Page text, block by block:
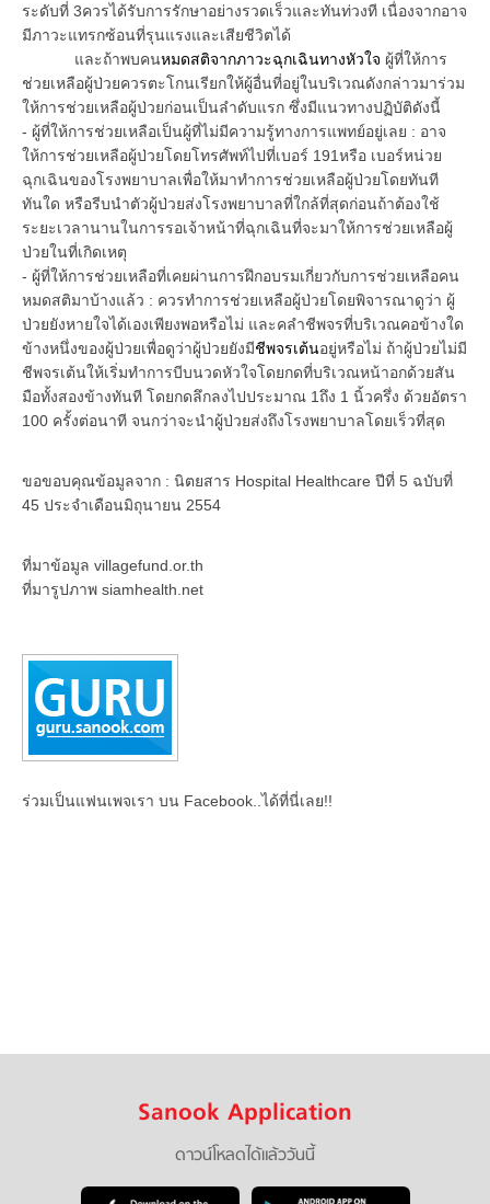
ระดับที่ 3ควรได้รับการรักษาอย่างรวดเร็วและทันท่วงที เนื่องจากอาจ
มีภาวะแทรกซ้อนที่รุนแรงและเสียชีวิตได้
และถ้าพบคนหมดสติจากภาวะฉุกเฉินทางหัวใจ ผู้ที่ให้การ
ช่วยเหลือผู้ป่วยควรตะโกนเรียกให้ผู้อื่นที่อยู่ในบริเวณดังกล่าวมาร่วม
ให้การช่วยเหลือผู้ป่วยก่อนเป็นลำดับแรก ซึ่งมีแนวทางปฏิบัติดังนี้
- ผู้ที่ให้การช่วยเหลือเป็นผู้ที่ไม่มีความรู้ทางการแพทย์อยู่เลย : อาจ
ให้การช่วยเหลือผู้ป่วยโดยโทรศัพท์ไปที่เบอร์ 191หรือ เบอร์หน่วย
ฉุกเฉินของโรงพยาบาลเพื่อให้มาทำการช่วยเหลือผู้ป่วยโดยทันที
ทันใด หรือรีบนำตัวผู้ป่วยส่งโรงพยาบาลที่ใกล้ที่สุดก่อนถ้าต้องใช้
ระยะเวลานานในการรอเจ้าหน้าที่ฉุกเฉินที่จะมาให้การช่วยเหลือผู้
ป่วยในที่เกิดเหตุ
- ผู้ที่ให้การช่วยเหลือที่เคยผ่านการฝึกอบรมเกี่ยวกับการช่วยเหลือคน
หมดสติมาบ้างแล้ว : ควรทำการช่วยเหลือผู้ป่วยโดยพิจารณาดูว่า ผู้
ป่วยยังหายใจได้เองเพียงพอหรือไม่ และคลำชีพจรที่บริเวณคอข้างใด
ข้างหนึ่งของผู้ป่วยเพื่อดูว่าผู้ป่วยยังมีชีพจรเต้นอยู่หรือไม่ ถ้าผู้ป่วยไม่มี
ชีพจรเต้นให้เริ่มทำการบีบนวดหัวใจโดยกดที่บริเวณหน้าอกด้วยสัน
มือทั้งสองข้างทันที โดยกดลึกลงไปประมาณ 1ถึง 1 นิ้วครึ่ง ด้วยอัตรา
100 ครั้งต่อนาที จนกว่าจะนำผู้ป่วยส่งถึงโรงพยาบาลโดยเร็วที่สุด
ขอขอบคุณข้อมูลจาก : นิตยสาร Hospital Healthcare ปีที่ 5 ฉบับที่
45 ประจำเดือนมิถุนายน 2554
ที่มาข้อมูล villagefund.or.th
ที่มารูปภาพ siamhealth.net
ร่วมเป็นแฟนเพจเรา บน Facebook..ได้ที่นี่เลย!!
Sanook Application
ดาวน์โหลดได้แล้ววันนี้